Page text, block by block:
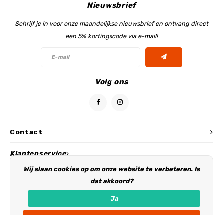
Contact
Nieuwsbrief
Schrijf je in voor onze maandelijkse nieuwsbrief en ontvang direct
een 5% kortingscode via e-mail!
Volg ons
Klantenservice
Mijn account
Wij slaan cookies op om onze website te verbeteren. Is
dat akkoord?
Ja